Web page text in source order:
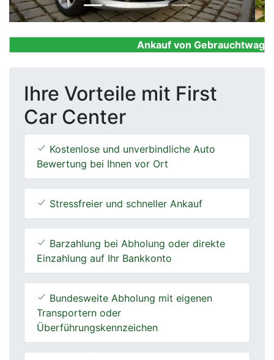
Ankauf von
Ihre Vorteile mit First
Car Center
Kostenlose und unverbindliche Auto
Bewertung bei Ihnen vor Ort
Stressfreier und schneller Ankauf
Barzahlung bei Abholung oder direkte
Einzahlung auf Ihr Bankkonto
Bundesweite Abholung mit eigenen
Transportern oder
Überführungskennzeichen